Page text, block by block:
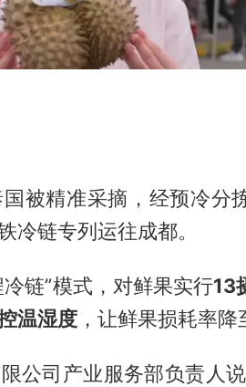
被精准采摘，经预冷分
冷链专列运往成都。
链”模式，对鲜果实行13
温湿度 ，让鲜果损耗率降
公司产业服务部负责人